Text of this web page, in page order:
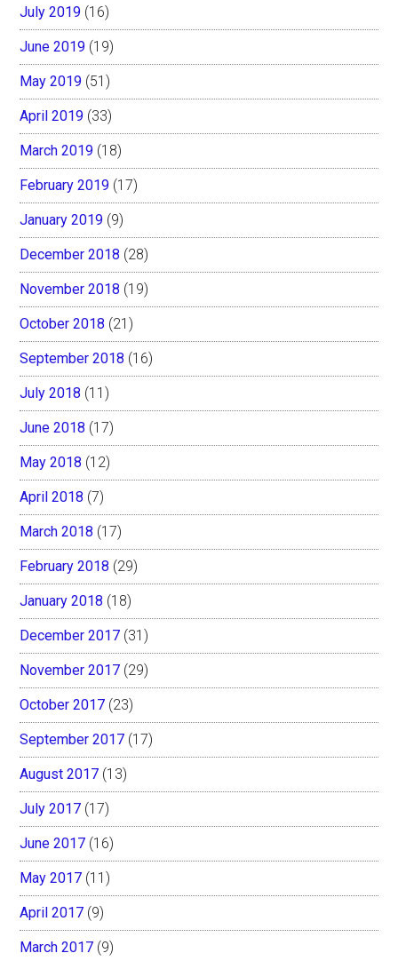
July 2019 (16)
June 2019 (19)
May 2019 (51)
April 2019 (33)
March 2019 (18)
February 2019 (17)
January 2019 (9)
December 2018 (28)
November 2018 (19)
October 2018 (21)
September 2018 (16)
July 2018 (11)
June 2018 (17)
May 2018 (12)
April 2018 (7)
March 2018 (17)
February 2018 (29)
January 2018 (18)
December 2017 (31)
November 2017 (29)
October 2017 (23)
September 2017 (17)
August 2017 (13)
July 2017 (17)
June 2017 (16)
May 2017 (11)
April 2017 (9)
March 2017 (9)